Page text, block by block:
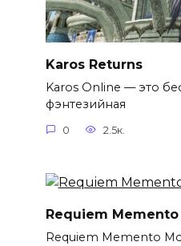
Karos Returns
Karos Online — это
фэнтезийная
0 2.5к.
Requiem Memento
Requiem Memento